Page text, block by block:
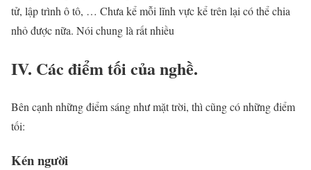
tử, lập trình ô tô, … Chưa kể mỗi lĩnh vực kể trên lại có thể chia
nhỏ được nữa. Nói chung là rất nhiều
IV. Các điểm tối của nghề.
Bên cạnh những điểm sáng như mặt trời, thì cũng có những điểm
tối:
Kén người